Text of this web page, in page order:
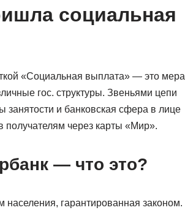
социальная
«Социальная выплата» — это мера
гос. структуры. Звеньями цепи
и банковская сфера в лице
через карты «Мир».
— что это?
гарантированная законом.